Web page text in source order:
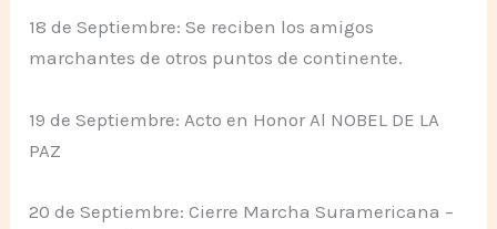
18 de Septiembre: Se reciben los amigos
marchantes de otros puntos de continente.
19 de Septiembre: Acto en Honor Al NOBEL DE LA
PAZ
20 de Septiembre: Cierre Marcha Suramericana –